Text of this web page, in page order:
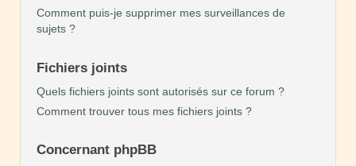
Comment puis-je supprimer mes surveillances de
sujets ?
Fichiers joints
Quels fichiers joints sont autorisés sur ce forum ?
Comment trouver tous mes fichiers joints ?
Concernant phpBB